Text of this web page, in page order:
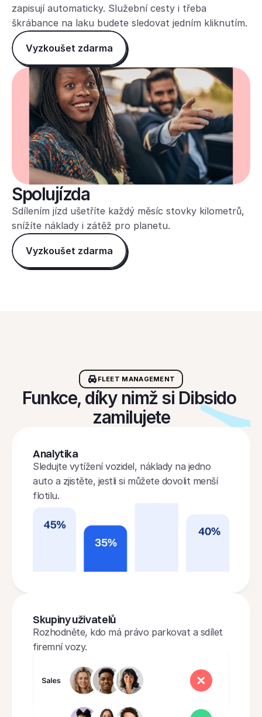
zapisují automaticky. Služební cesty i třeba
škrábance na laku budete sledovat jedním kliknutím.
Vyzkoušet zdarma
Spolujízda
Sdílením jízd ušetříte každý měsíc stovky kilometrů,
snížíte náklady i zátěž pro planetu.
Vyzkoušet zdarma
FLEET MANAGEMENT
Funkce, díky nimž si Dibsido
zamilujete
Analytika
Sledujte vytížení vozidel, náklady na jedno
auto a zjistěte, jestli si můžete dovolit menší
flotilu.
Skupiny uživatelů
Rozhodněte, kdo má právo parkovat a sdílet
firemní vozy.